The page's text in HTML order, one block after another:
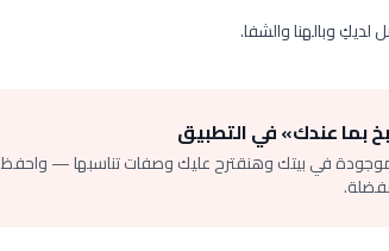
وبالهنا والشفا.
بما عندك» في التطبيق
في بيتك وهنقترح عليك وصفات تناسبها — واحفظ